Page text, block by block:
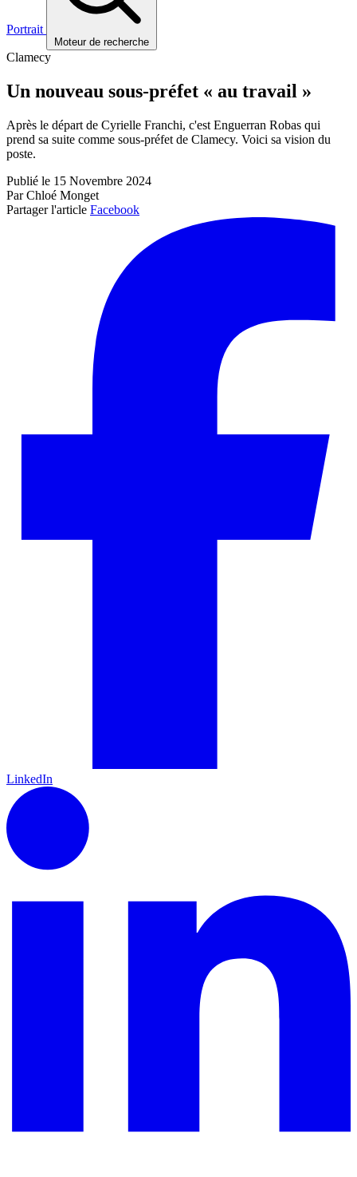
Portrait
Moteur de recherche
Clamecy
Un nouveau sous-préfet « au travail »
Après le départ de Cyrielle Franchi, c'est Enguerran Robas qui
prend sa suite comme sous-préfet de Clamecy. Voici sa vision du
poste.
Publié le 15 Novembre 2024
Par Chloé Monget
Partager l'article Facebook
LinkedIn